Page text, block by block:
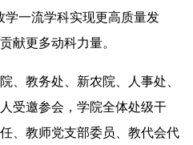
学一流学科实现更高质量发
献更多动科力量。
、教务处、新农院、人事处、
受邀参会，学院全体处级干
、教师党支部委员、教代会代